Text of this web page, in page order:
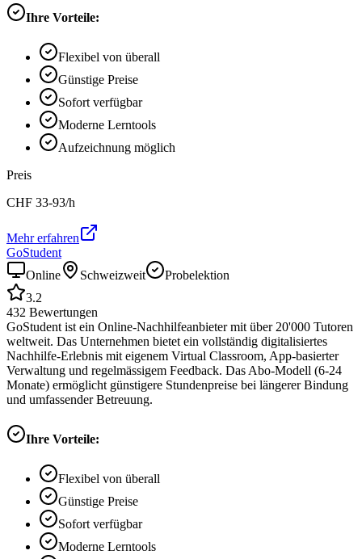
Ihre Vorteile:
Flexibel von überall
Günstige Preise
Sofort verfügbar
Moderne Lerntools
Aufzeichnung möglich
Preis
CHF 33-93/h
Mehr erfahren
GoStudent
Online
Schweizweit
Probelektion
3.2
432 Bewertungen
GoStudent ist ein Online-Nachhilfeanbieter mit über 20'000 Tutoren
weltweit. Das Unternehmen bietet ein vollständig digitalisiertes
Nachhilfe-Erlebnis mit eigenem Virtual Classroom, App-basierter
Verwaltung und regelmässigem Feedback. Das Abo-Modell (6-24
Monate) ermöglicht günstigere Stundenpreise bei längerer Bindung
und umfassender Betreuung.
Ihre Vorteile:
Flexibel von überall
Günstige Preise
Sofort verfügbar
Moderne Lerntools